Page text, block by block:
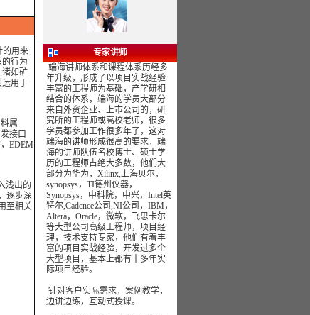
专家讲师
端海讲师体系和课程体系历经多
年升级，形成了以项目实战经验
丰富的工程师为基础，产学研相
结合的体系，端海的学员大部分
来自外资企业、上市公司的，研
究所的工程师或高校老师，很多
学员都参加工作很多年了，这对
端海的讲师形成很高的要求，端
海的讲师队伍名校博士、硕士学
历的工程师占绝大多数，他们大
部分为华为，Xilinx,上海贝尔，
synopsys，TI德州仪器，
Synopsys，中科院，中兴，Intel英
特尔,Cadence公司,NI公司，IBM，
Altera，Oracle，微软，飞思卡尔
等大型公司高级工程师，项目经
理，技术支持专家，他们有着丰
富的项目实战经验，开发过多个
大型项目，基本上都有十多年实
际项目经验。
针对客户实际需求，案例教学，
边讲边练，互动式授课。
的用来
行为
如矿
用于
属
接口
EDEM
浅出的
逐步深
至相关